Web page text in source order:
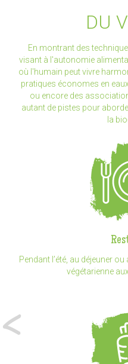
DU
En montrant des
visant à l'autonomie
où l'humain peut vivre
pratiques économes en
ou encore des
autant de pistes pour
la
Pendant l’été, au déjeuner
végétarienne